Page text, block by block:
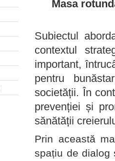
Masa
Subiectul
contextul
important,
pentru
societății. În
prevenției și
sănătății
Prin această
spațiu de dialog